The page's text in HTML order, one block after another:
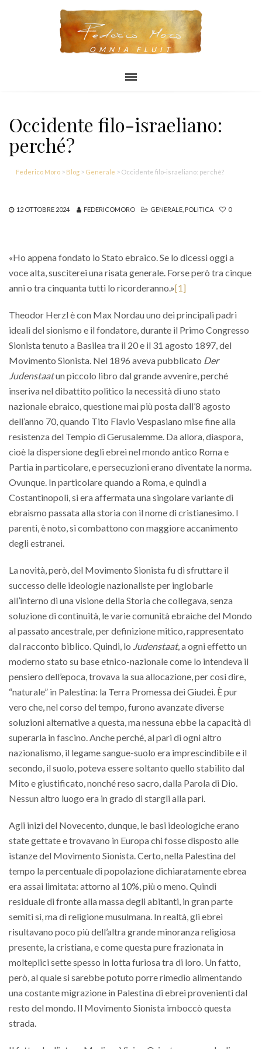
OMNIA FLUIT
Occidente filo-israeliano:
perché?
Federico Moro > Blog > Generale > Occidente filo-israeliano: perché?
12 OTTOBRE 2024 FEDERICOMORO GENERALE POLITICA 0
«Ho appena fondato lo Stato ebraico. Se lo dicessi oggi a
voce alta, susciterei una risata generale. Forse però tra cinque
anni o tra cinquanta tutti lo ricorderanno.»[1]
Theodor Herzl è con Max Nordau uno dei principali padri
ideali del sionismo e il fondatore, durante il Primo Congresso
Sionista tenuto a Basilea tra il 20 e il 31 agosto 1897, del
Movimento Sionista. Nel 1896 aveva pubblicato Der
Judenstaatun piccolo libro dal grande avvenire, perché
inseriva nel dibattito politico la necessità di uno stato
nazionale ebraico, questione mai più posta dall’8 agosto
dell’anno 70, quando Tito Flavio Vespasiano mise fine alla
resistenza del Tempio di Gerusalemme. Da allora, diaspora,
cioè la dispersione degli ebrei nel mondo antico Roma e
Partia in particolare, e persecuzioni erano diventate la norma.
Ovunque. In particolare quando a Roma, e quindi a
Costantinopoli, si era affermata una singolare variante di
ebraismo passata alla storia con il nome di cristianesimo. I
parenti, è noto, si combattono con maggiore accanimento
degli estranei.
La novità, però, del Movimento Sionista fu di sfruttare il
successo delle ideologie nazionaliste per inglobarle
all’interno di una visione della Storia che collegava, senza
soluzione di continuità, le varie comunità ebraiche del Mondo
al passato ancestrale, per definizione mitico, rappresentato
dal racconto biblico. Quindi, lo Judenstaat, a ogni effetto un
moderno stato su base etnico-nazionale come lo intendeva il
pensiero dell’epoca, trovava la sua allocazione, per così dire,
“naturale” in Palestina: la Terra Promessa dei Giudei. È pur
vero che, nel corso del tempo, furono avanzate diverse
soluzioni alternative a questa, ma nessuna ebbe la capacità di
superarla in fascino. Anche perché, al pari di ogni altro
nazionalismo, il legame sangue-suolo era imprescindibile e il
secondo, il suolo, poteva essere soltanto quello stabilito dal
Mito e giustificato, nonché reso sacro, dalla Parola di Dio.
Nessun altro luogo era in grado di stargli alla pari.
Agli inizi del Novecento, dunque, le basi ideologiche erano
state gettate e trovavano in Europa chi fosse disposto alle
istanze del Movimento Sionista. Certo, nella Palestina del
tempo la percentuale di popolazione dichiaratamente ebrea
era assai limitata: attorno al 10%, più o meno. Quindi
residuale di fronte alla massa degli abitanti, in gran parte
semiti sì, ma di religione musulmana. In realtà, gli ebrei
risultavano poco più dell’altra grande minoranza religiosa
presente, la cristiana, e come questa pure frazionata in
molteplici sette spesso in lotta furiosa tra di loro. Un fatto,
però, al quale si sarebbe potuto porre rimedio alimentando
una costante migrazione in Palestina di ebrei provenienti dal
resto del mondo. Il Movimento Sionista imboccò questa
strada.